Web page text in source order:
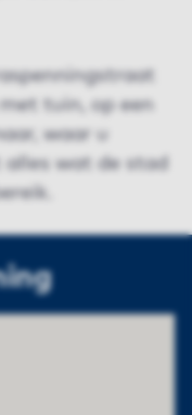
tuin, op een
waar u
wat de stad